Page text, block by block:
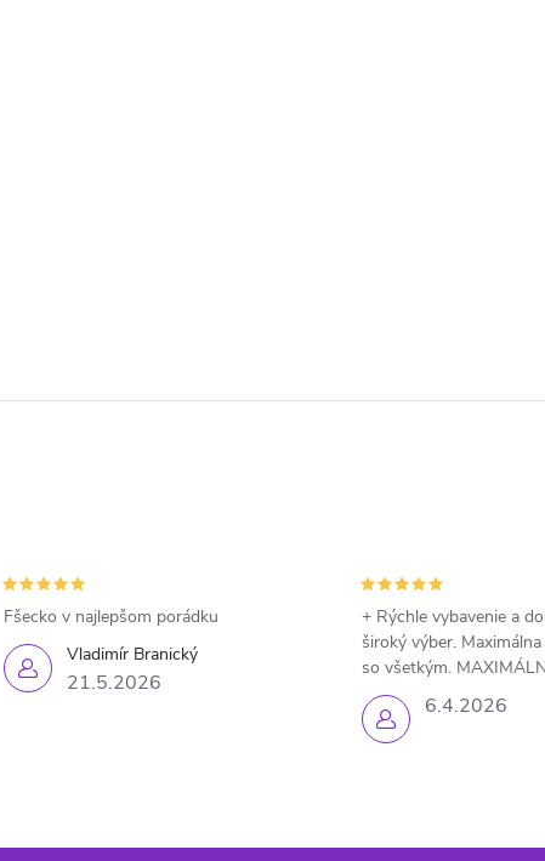
Vladimír Branický
21.5.2026
Fšecko v najlepšom porádku
6.4.2026
+ Rýchle vybavenie a
široký výber.
so všetkým.